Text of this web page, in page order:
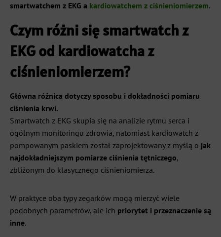
smartwatchem z EKG a kardiowatchem z ciśnieniomierzem.
Czym różni się smartwatch z
EKG od kardiowatcha z
ciśnieniomierzem?
Główna różnica dotyczy sposobu i dokładności pomiaru
ciśnienia krwi.
Smartwatch z EKG skupia się na analizie rytmu serca i
ogólnym monitoringu zdrowia, natomiast kardiowatch z
pompowanym paskiem został zaprojektowany z myślą o jak
najdokładniejszym pomiarze ciśnienia tętniczego,
zbliżonym do klasycznego ciśnieniomierza.
W praktyce oba typy zegarków mogą mierzyć wiele
podobnych parametrów, ale ich priorytet i przeznaczenie są
inne.